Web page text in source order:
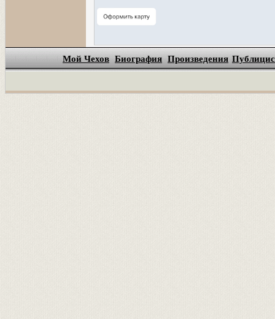
Мой Чехов Биография Произведения